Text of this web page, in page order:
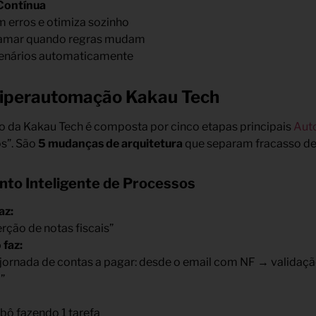
erros e otimiza sozinho
quando regras mudam
automaticamente
Kakau Tech
da Kakau Tech é composta por cinco etapas principais
São 5 mudanças de arquitetura que separam fracasso
Inteligente de Processos
de notas fiscais”
faz:
de contas a pagar: desde o email com NF →
fazendo 1 tarefa